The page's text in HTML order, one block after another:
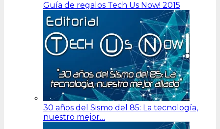
Guía de regalos Tech Us Now! 2015
30 años del Sismo del 85: La tecnología,
nuestro mejor…